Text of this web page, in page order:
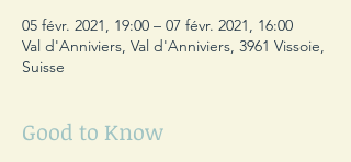
05 févr. 2021, 19:00 – 07 févr. 2021, 16:00
Val d'Anniviers, Val d'Anniviers, 3961 Vissoie,
Suisse
Good to Know